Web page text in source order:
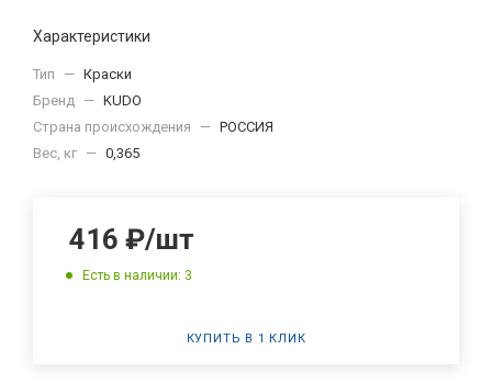
Характеристики
Тип — Краски
Бренд — KUDO
Страна происхождения
— РОССИЯ
Вес, кг — 0,365
416 ₽/шт
Есть в наличии: 3
КУПИТЬ В 1 КЛИК